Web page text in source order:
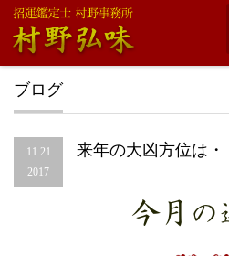
ブログ
11.21
2017
来年の大凶方位は・
今月の